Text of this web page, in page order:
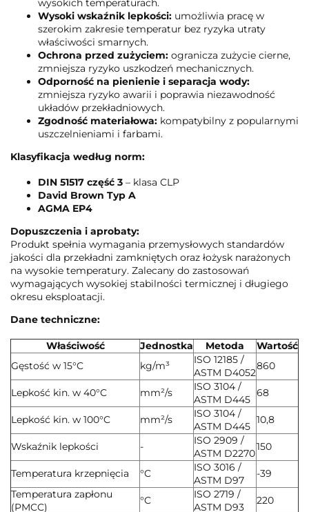
wysokich temperaturach.
Wysoki wskaźnik lepkości: umożliwia pracę w
szerokim zakresie temperatur bez ryzyka utraty
właściwości smarnych.
Ochrona przed zużyciem: ogranicza zużycie cierne,
zmniejsza ryzyko uszkodzeń mechanicznych.
Odporność na pienienie i separacja wody:
zmniejsza ryzyko awarii i poprawia niezawodność
układów przekładniowych.
Zgodność materiałowa: kompatybilny z popularnymi
uszczelnieniami i farbami.
Klasyfikacja według norm:
DIN 51517 część 3 – klasa CLP
David Brown Typ A
AGMA EP4
Dopuszczenia i aprobaty:
Produkt spełnia wymagania przemysłowych standardów
jakości dla przekładni zamkniętych oraz łożysk narażonych
na wysokie temperatury. Zalecany do zastosowań
wymagających wysokiej stabilności termicznej i długiego
okresu eksploatacji.
Dane techniczne:
Właściwość Jednostka Metoda
Wartość
Gęstość w 15°C
kg/m³
ISO 12185 /
ASTM D4052
860
Lepkość kin. w 40°C mm²/s
ISO 3104 /
ASTM D445
68
Lepkość kin. w 100°C mm²/s
ISO 3104 /
ASTM D445
10,8
Wskaźnik lepkości -
ISO 2909 /
ASTM D2270
150
Temperatura krzepnięcia °C
ISO 3016 /
ASTM D97
-39
Temperatura zapłonu
(PMCC)
°C
ISO 2719 /
ASTM D93
220